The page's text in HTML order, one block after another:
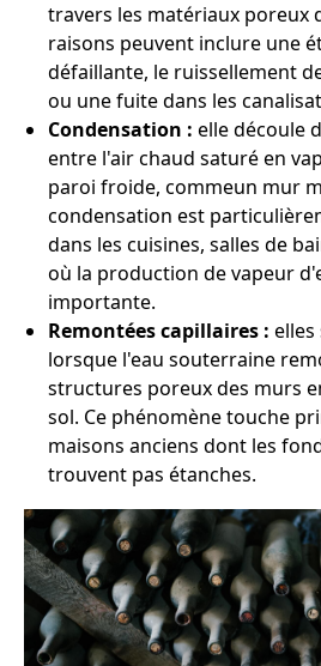
travers les matériaux poreux
raisons peuvent inclure une
défaillante, le ruissellement
ou une fuite dans les
Condensation : elle découle
entre l'air chaud saturé en
paroi froide, commeun mur
condensation est
dans les cuisines, salles de
où la production de vapeur
importante.
Remontées capillaires :
lorsque l'eau souterraine
structures poreux des murs
sol. Ce phénomène touche
maisons anciens dont les
trouvent pas étanches.